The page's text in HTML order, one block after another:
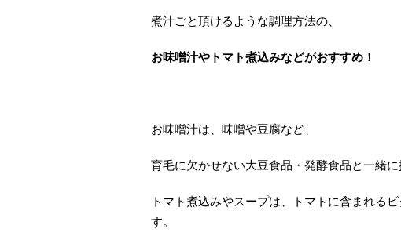
煮汁ごと頂けるような調理方法の、
お味噌汁やトマト煮込みなどがおすすめ！
お味噌汁は、味噌や豆腐など、
育毛に欠かせない大豆食品・発酵食品と一緒に
トマト煮込みやスープは、トマトに含まれる
す。